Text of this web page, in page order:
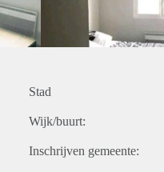
Stad
Wijk/buurt:
Inschrijven gemeente: